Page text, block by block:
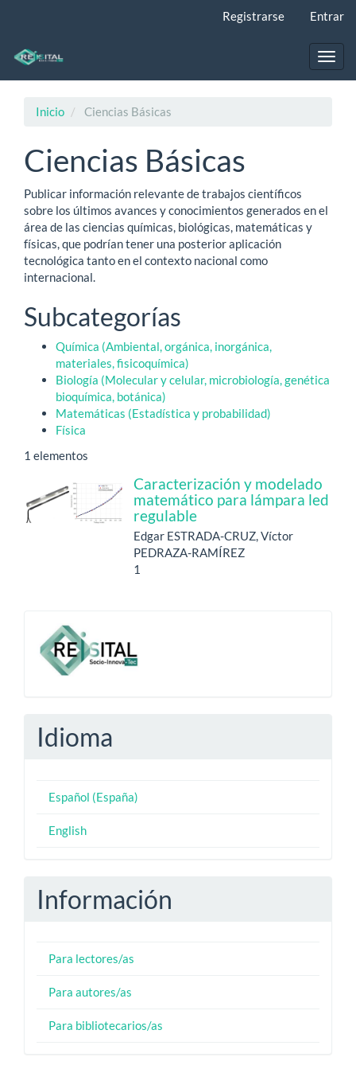
principal
Registrarse Entrar
Inicio Ciencias Básicas
Ciencias Básicas
Publicar información relevante de trabajos científicos
sobre los últimos avances y conocimientos generados en el
área de las ciencias químicas, biológicas, matemáticas y
físicas, que podrían tener una posterior aplicación
tecnológica tanto en el contexto nacional como
internacional.
Subcategorías
Química (Ambiental, orgánica, inorgánica,
materiales, fisicoquímica)
Biología (Molecular y celular, microbiología, genética
bioquímica, botánica)
Matemáticas (Estadística y probabilidad)
Física
1 elementos
Caracterización y modelado
matemático para lámpara led
regulable
Edgar ESTRADA-CRUZ, Víctor
PEDRAZA-RAMÍREZ
1
Idioma
Español (España)
English
Información
Para lectores/as
Para autores/as
Para bibliotecarios/as